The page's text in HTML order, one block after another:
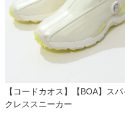
【コードカオス】【BOA】スパ
クレススニーカー